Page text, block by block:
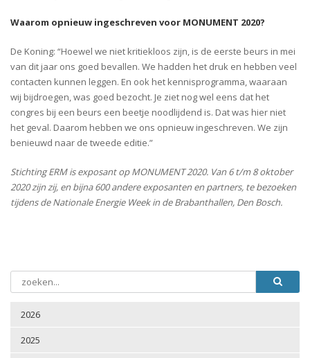
2026
2025
Waarom opnieuw ingeschreven voor MONUMENT 2020?
De Koning: “Hoewel we niet kritiekloos zijn, is de eerste beurs in mei
van dit jaar ons goed bevallen. We hadden het druk en hebben veel
contacten kunnen leggen. En ook het kennisprogramma, waaraan
wij bijdroegen, was goed bezocht. Je ziet nog wel eens dat het
congres bij een beurs een beetje noodlijdend is. Dat was hier niet
het geval. Daarom hebben we ons opnieuw ingeschreven. We zijn
benieuwd naar de tweede editie.”
Stichting ERM is exposant op MONUMENT 2020. Van 6 t/m 8 oktober
2020 zijn zij, en bijna 600 andere exposanten en partners, te bezoeken
tijdens de Nationale Energie Week in de Brabanthallen, Den Bosch.